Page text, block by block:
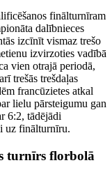
finālturnīram
dalībnieces
izcīnīt vismaz trešo
izvirzoties vadībā
vien otrajā periodā,
trešās trešdaļas
francūzietes atkal
lielu pārsteigumu gan
6:2, tādējādi
uz finālturnīru.
turnīrs florbolā